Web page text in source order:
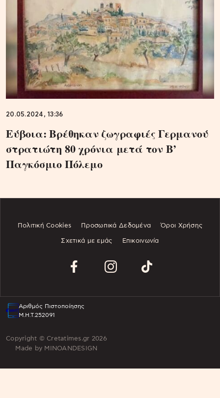
20.05.2024, 13:36
Εύβοια: Βρέθηκαν ζωγραφιές Γερμανού
στρατιώτη 80 χρόνια μετά τον Β’
Παγκόσμιο Πόλεμο
Πολιτική Cookies Προσωπικά Δεδομένα Όροι Χρήσης
Σχετικά με εμάς Επικοινωνία
Αριθμός Πιστοποίησης
Μ.Η.Τ.252091
Copyright © Cretatimes.gr 2026
Made by MINOANDESIGN